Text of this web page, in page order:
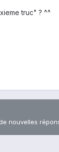
truc" ? ^^
nouvelles